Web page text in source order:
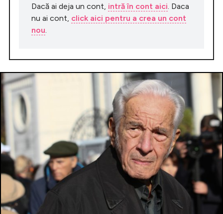
Dacă ai deja un cont, intră în cont aici. Daca
nu ai cont, click aici pentru a crea un cont
nou.